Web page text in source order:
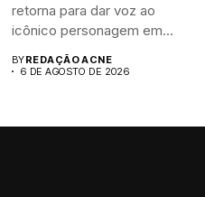
retorna para dar voz ao
icônico personagem em...
BYREDAÇÃO ACNE
6 DE AGOSTO DE 2026